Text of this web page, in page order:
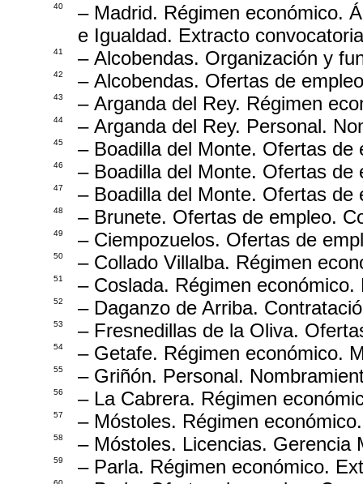
40
– Madrid. Régimen económico.
e Igualdad. Extracto
41 – Alcobendas. Organización y
42 – Alcobendas. Ofertas de
43 – Arganda del Rey. Régimen
44 – Arganda del Rey. Personal.
45 – Boadilla del Monte. Ofertas
46 – Boadilla del Monte. Ofertas
47 – Boadilla del Monte. Ofertas
48 – Brunete. Ofertas de empleo.
49 – Ciempozuelos. Ofertas de
50 – Collado Villalba. Régimen
51 – Coslada. Régimen
52 – Daganzo de Arriba.
53 – Fresnedillas de la Oliva.
54 – Getafe. Régimen económico.
55 – Griñón. Personal.
56 – La Cabrera. Régimen
57 – Móstoles. Régimen
58 – Móstoles. Licencias. Gerencia
59 – Parla. Régimen económico.